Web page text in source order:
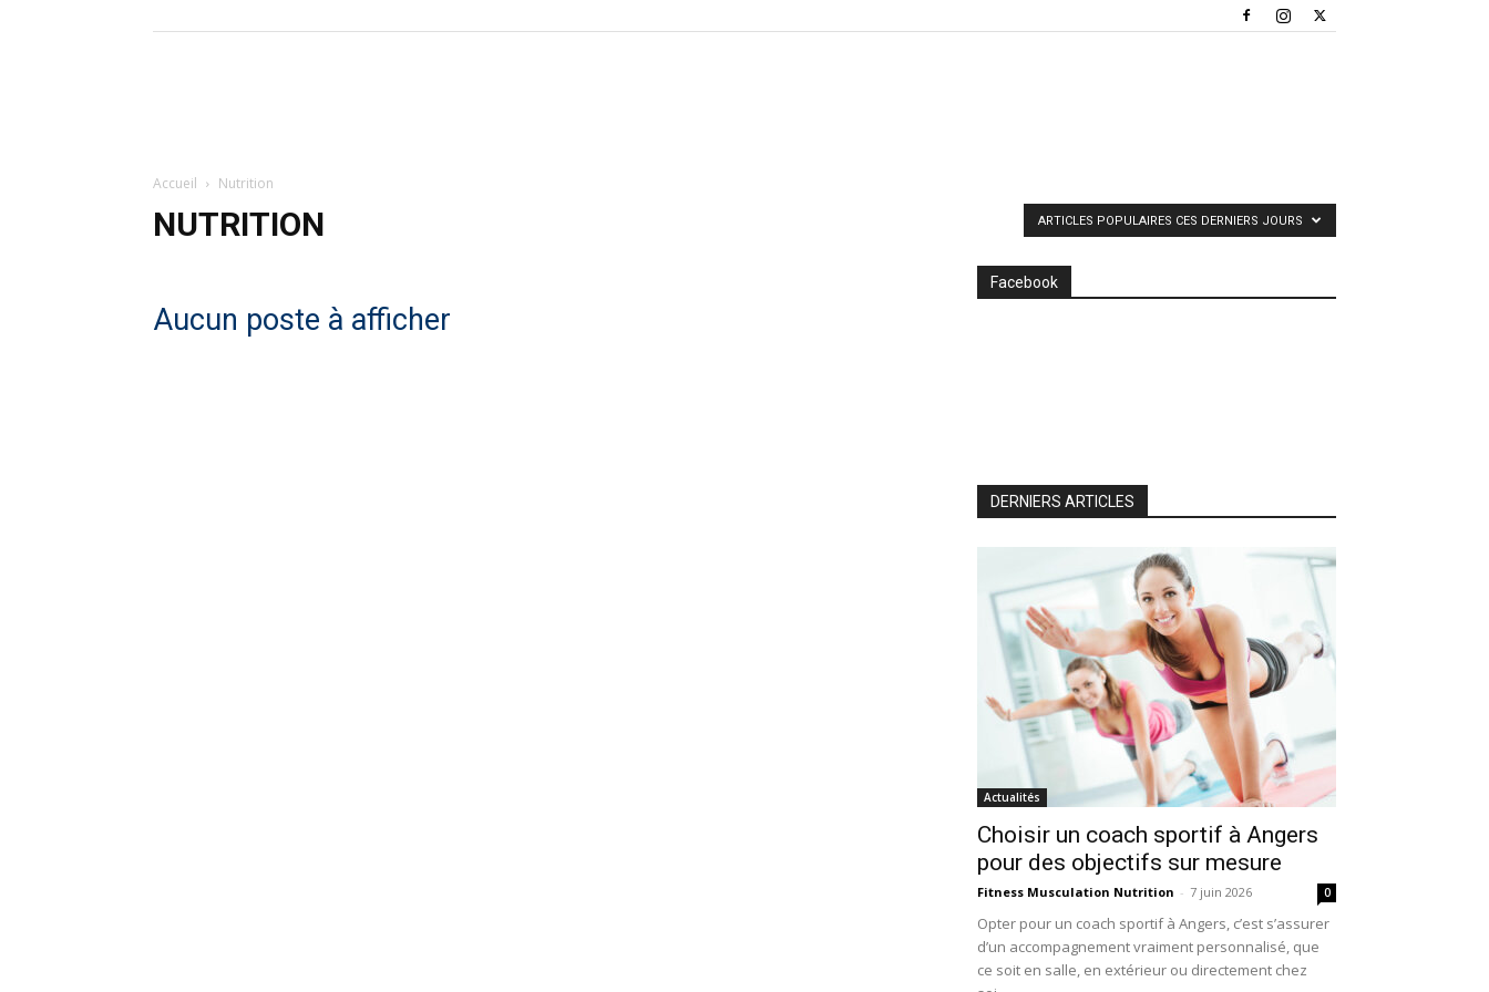
Accueil Nutrition
NUTRITION ARTICLES POPULAIRES CES DERNIERS JOURS
Aucun poste à afficher
Facebook
DERNIERS ARTICLES
Actualités
Choisir un coach sportif à Angers
pour des objectifs sur mesure
Fitness Musculation Nutrition - 7 juin 2026 0
Opter pour un coach sportif à Angers, c’est s’assurer
d’un accompagnement vraiment personnalisé, que
ce soit en salle, en extérieur ou directement chez